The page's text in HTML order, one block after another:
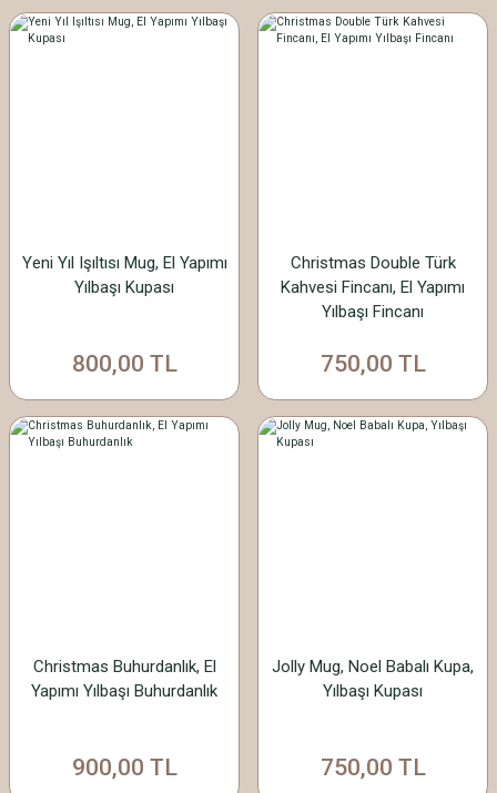
Yeni Yıl Işıltısı Mug, El Yapımı
Yılbaşı Kupası
800,00 TL
Christmas Double Türk
Kahvesi Fincanı, El Yapımı
Yılbaşı Fincanı
750,00 TL
Christmas Buhurdanlık, El
Yapımı Yılbaşı Buhurdanlık
900,00 TL
Jolly Mug, Noel Babalı Kupa,
Yılbaşı Kupası
750,00 TL